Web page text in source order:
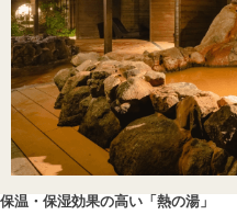
保温・保湿効果の高い「熱の湯」